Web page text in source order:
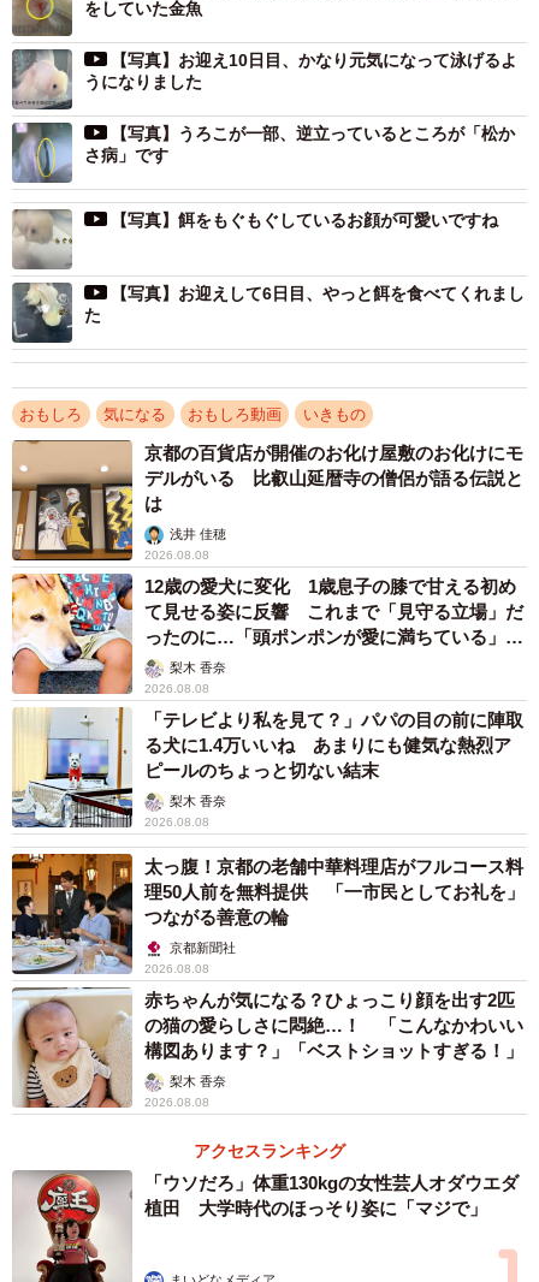
をしていた金魚
【写真】お迎え10日目、かなり元気になって泳げるよ
うになりました
【写真】うろこが一部、逆立っているところが「松か
さ病」です
【写真】餌をもぐもぐしているお顔が可愛いですね
【写真】お迎えして6日目、やっと餌を食べてくれまし
た
おもしろ 気になる おもしろ動画 いきもの
京都の百貨店が開催のお化け屋敷のお化けにモ
デルがいる 比叡山延暦寺の僧侶が語る伝説と
は
浅井 佳穂
2026.08.08
12歳の愛犬に変化 1歳息子の膝で甘える初め
て見せる姿に反響 これまで「見守る立場」だ
ったのに…「頭ポンポンが愛に満ちている」
「尊…」
梨木 香奈
2026.08.08
「テレビより私を見て？」パパの目の前に陣取
る犬に1.4万いいね あまりにも健気な熱烈ア
ピールのちょっと切ない結末
梨木 香奈
2026.08.08
太っ腹！京都の老舗中華料理店がフルコース料
理50人前を無料提供 「一市民としてお礼を」
つながる善意の輪
京都新聞社
2026.08.08
赤ちゃんが気になる？ひょっこり顔を出す2匹
の猫の愛らしさに悶絶…！ 「こんなかわいい
構図あります？」「ベストショットすぎる！」
梨木 香奈
2026.08.08
アクセスランキング
「ウソだろ」体重130kgの女性芸人オダウエダ
植田 大学時代のほっそり姿に「マジで」